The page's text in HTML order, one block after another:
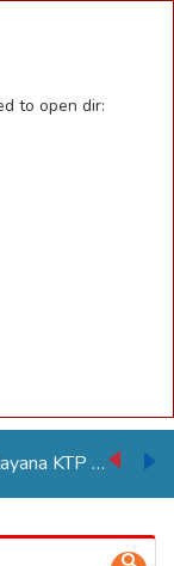
to open dir:
Kadisdukcapil Merauke Tegaskan Pelayana KTP Sesuai SOP